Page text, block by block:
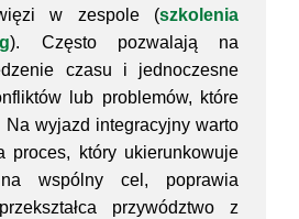
w zespole (szkolenia
). Często pozwalają na
czasu i jednoczesne
lub problemów, które
Na wyjazd integracyjny warto
proces, który ukierunkowuje
na wspólny cel, poprawia
przywództwo z